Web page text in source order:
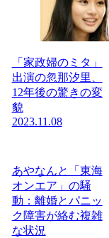
「家政婦のミタ」
出演の忽那汐里、
12年後の驚きの変
貌
2023.11.08
あやなんと「東海
オンエア」の騒
動：離婚とパニッ
ク障害が絡む複雑
な状況